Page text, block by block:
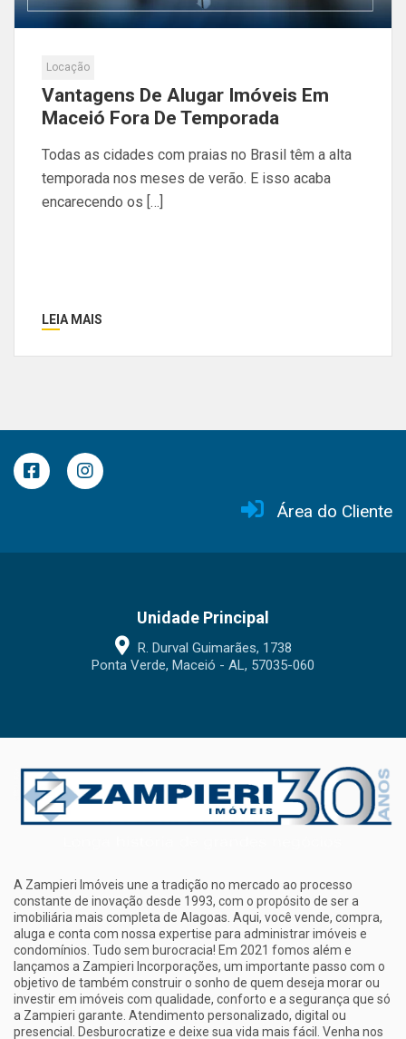
Locação
Vantagens De Alugar Imóveis Em
Maceió Fora De Temporada
Todas as cidades com praias no Brasil têm a alta
temporada nos meses de verão. E isso acaba
encarecendo os […]
LEIA MAIS
Área do Cliente
Unidade Principal
R. Durval Guimarães, 1738
Ponta Verde, Maceió - AL, 57035-060
A Zampieri Imóveis une a tradição no mercado ao processo
constante de inovação desde 1993, com o propósito de ser a
imobiliária mais completa de Alagoas. Aqui, você vende, compra,
aluga e conta com nossa expertise para administrar imóveis e
condomínios. Tudo sem burocracia! Em 2021 fomos além e
lançamos a Zampieri Incorporações, um importante passo com o
objetivo de também construir o sonho de quem deseja morar ou
investir em imóveis com qualidade, conforto e a segurança que só
a Zampieri garante. Atendimento personalizado, digital ou
presencial. Desburocratize e deixe sua vida mais fácil. Venha nos